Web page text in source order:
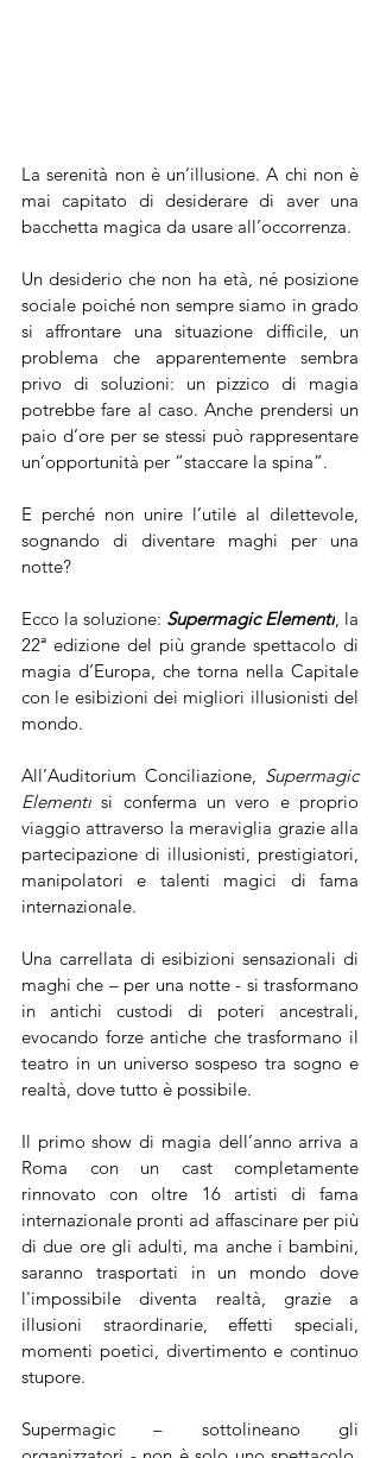
La serenità non è un’illusione. A chi non è
mai capitato di desiderare di aver una
bacchetta magica da usare all’occorrenza.
Un desiderio che non ha età, né posizione
sociale poiché non sempre siamo in grado
si affrontare una situazione difficile, un
problema che apparentemente sembra
privo di soluzioni: un pizzico di magia
potrebbe fare al caso. Anche prendersi un
paio d’ore per se stessi può rappresentare
un’opportunità per “staccare la spina”.
E perché non unire l’utile al dilettevole,
sognando di diventare maghi per una
notte?
Ecco la soluzione: Supermagic Elementi, la
22ª edizione del più grande spettacolo di
magia d’Europa, che torna nella Capitale
con le esibizioni dei migliori illusionisti del
mondo.
All’Auditorium Conciliazione, Supermagic
Elementi si conferma un vero e proprio
viaggio attraverso la meraviglia grazie alla
partecipazione di illusionisti, prestigiatori,
manipolatori e talenti magici di fama
internazionale.
Una carrellata di esibizioni sensazionali di
maghi che – per una notte - si trasformano
in antichi custodi di poteri ancestrali,
evocando forze antiche che trasformano il
teatro in un universo sospeso tra sogno e
realtà, dove tutto è possibile.
Il primo show di magia dell’anno arriva a
Roma con un cast completamente
rinnovato con oltre 16 artisti di fama
internazionale pronti ad affascinare per più
di due ore gli adulti, ma anche i bambini,
saranno trasportati in un mondo dove
l'impossibile diventa realtà, grazie a
illusioni straordinarie, effetti speciali,
momenti poetici, divertimento e continuo
stupore.
Supermagic – sottolineano gli